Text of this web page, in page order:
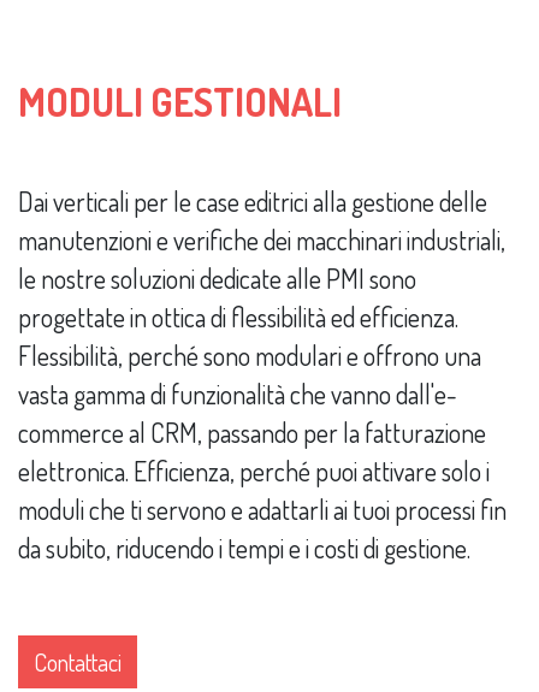
MODULI GESTIONALI
Dai verticali per le case editrici alla gestione delle
manutenzioni e verifiche dei macchinari industriali,
le nostre soluzioni dedicate alle PMI sono
progettate in ottica di flessibilità ed efficienza.
Flessibilità, perché sono modulari e offrono una
vasta gamma di funzionalità che vanno dall'e-
commerce al CRM, passando per la fatturazione
elettronica. Efficienza, perché puoi attivare solo i
moduli che ti servono e adattarli ai tuoi processi fin
da subito, riducendo i tempi e i costi di gestione.
Contattaci